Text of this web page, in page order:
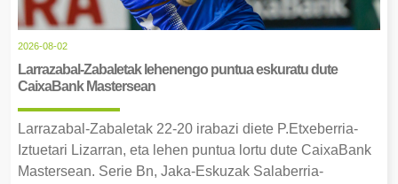
2026-08-02
Larrazabal-Zabaletak lehenengo puntua eskuratu dute
CaixaBank Mastersean
Larrazabal-Zabaletak 22-20 irabazi diete P.Etxeberria-
Iztuetari Lizarran, eta lehen puntua lortu dute CaixaBank
Mastersean. Serie Bn, Jaka-Eskuzak Salaberria-